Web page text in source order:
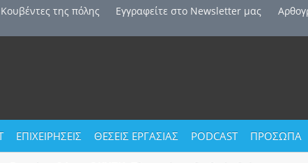
Kουβέντες της πόλης Εγγραφείτε στο Newsletter μας
ΕΠΙΧΕΙΡΗΣΕΙΣ ΘΕΣΕΙΣ ΕΡΓΑΣΙΑΣ PODCAST ΠΡΟΣΩΠΑ